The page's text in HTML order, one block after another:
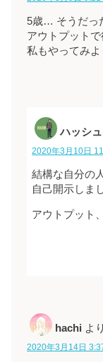
5歳… そうだっ
アウトプットで
私もやってみよ
ハッシュ
2020年3月10日
結構な自分の
自己開示しま
アウトプット
hachi よ
2020年3月14日